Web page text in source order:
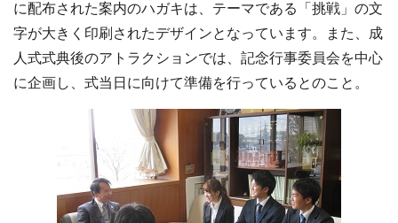
に配布された案内のハガキは、テーマである「挑戦」の文
字が大きく印刷されたデザインとなっています。また、成
人式式典後のアトラクションでは、記念行事委員会を中心
に企画し、式当日に向けて準備を行っているとのこと。